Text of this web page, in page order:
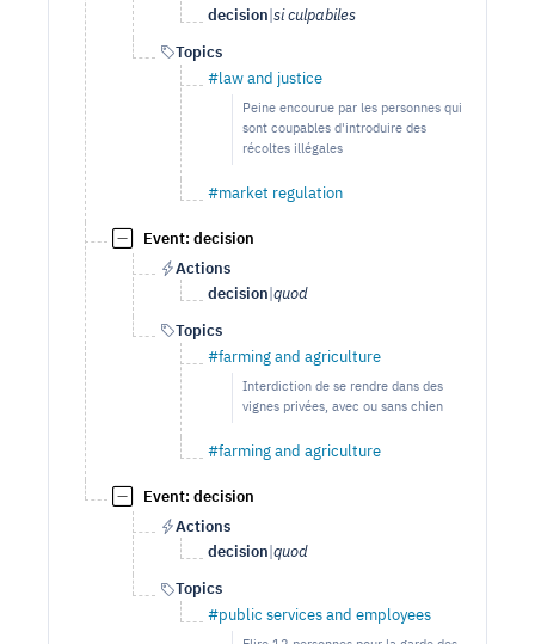
decision si culpabiles
Topics
#law and justice
Peine encourue par les personnes qui
sont coupables d'introduire des
récoltes illégales
#market regulation
Event: decision
Actions
decision quod
Topics
#farming and agriculture
Interdiction de se rendre dans des
vignes privées, avec ou sans chien
#farming and agriculture
Event: decision
Actions
decision quod
Topics
#public services and employees